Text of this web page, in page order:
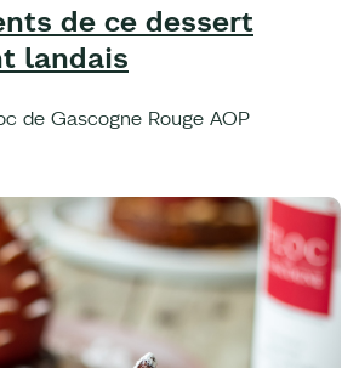
de ce dessert
landais
de Gascogne Rouge AOP